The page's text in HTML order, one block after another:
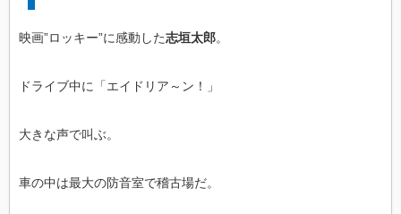
映画”ロッキー”に感動した志垣太郎。
ドライブ中に「エイドリア～ン！」
大きな声で叫ぶ。
車の中は最大の防音室で稽古場だ。